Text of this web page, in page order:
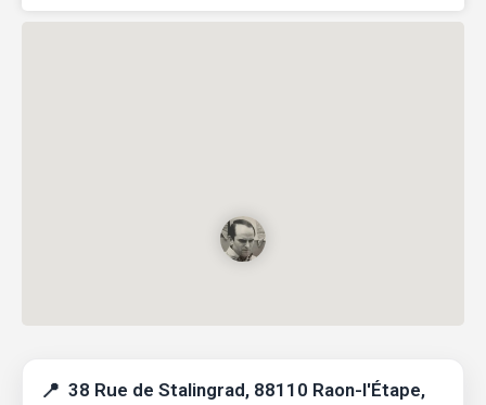
38 Rue de Stalingrad, 88110 Raon-l'Étape,